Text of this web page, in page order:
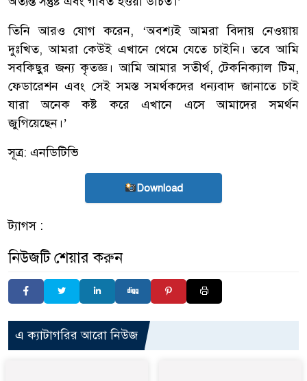
তিনি আরও যোগ করেন, ‘অবশ্যই আমরা বিদায় নেওয়ায়
দুঃখিত, আমরা কেউই এখানে থেমে যেতে চাইনি। তবে আমি
সবকিছুর জন্য কৃতজ্ঞ। আমি আমার সতীর্থ, টেকনিক্যাল টিম,
ফেডারেশন এবং সেই সমস্ত সমর্থকদের ধন্যবাদ জানাতে চাই
যারা অনেক কষ্ট করে এখানে এসে আমাদের সমর্থন
জুগিয়েছেন।’
সূত্র: এনডিটিভি
Download
ট্যাগস :
নিউজটি শেয়ার করুন
এ ক্যাটাগরির আরো নিউজ